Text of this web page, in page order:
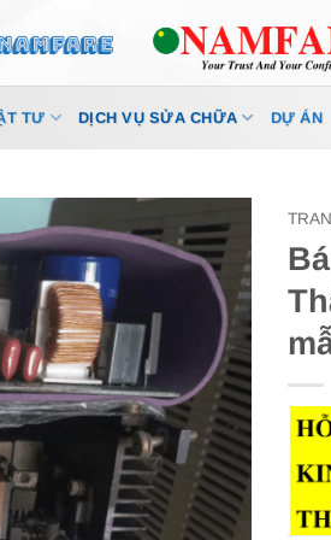
TƯ DỊCH VỤ SỬA CHỮA DỰ ÁN